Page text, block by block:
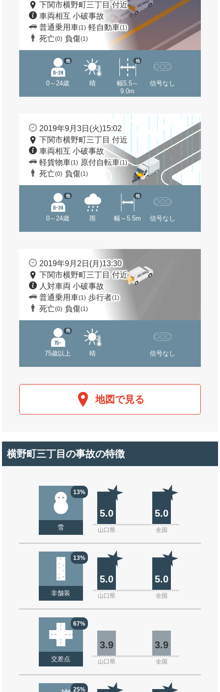
下関市横野町三丁目 付近
車両相互 小破事故
普通乗用車(1) 軽自動車(1)
死亡(0) 負傷(1)
0～24歳
他
晴
幅5.5～
9.0m
他
信号なし
2019年9月3日(火)15:02
下関市横野町三丁目 付近
車両相互 小破事故
軽貨物車(1) 原付自転車(1)
死亡(0) 負傷(1)
0～24歳
他
雨 幅～5.5m
他
信号なし
2019年9月2日(月)13:30
下関市横野町三丁目 付近
人対車両 小破事故
普通乗用車(1) 歩行者(1)
死亡(0) 負傷(1)
75歳以上
他
晴 信号なし
地図で見る
横野町三丁目の事故の特徴
13%
雪
5.0 5.0
山口県 全国
13%
非舗装
5.0 5.0
山口県 全国
67%
交差点
3.9 3.9
山口県 全国
25%